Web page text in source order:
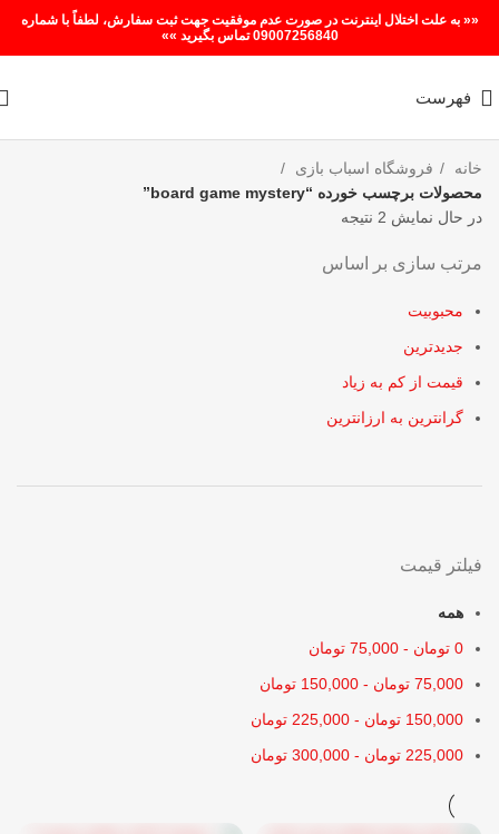
«« به علت اختلال اینترنت در صورت عدم موفقیت جهت ثبت سفارش، لطفاً با شماره
09007256840 تماس بگیرید »»
فهرست
خانه
فروشگاه اسباب بازی
محصولات برچسب خورده “board game mystery”
در حال نمایش 2 نتیجه
مرتب سازی بر اساس
محبوبیت
جدیدترین
قیمت از کم به زیاد
گرانترین به ارزانترین
فیلتر قیمت
همه
0 تومان -
75,000 تومان
75,000 تومان -
150,000 تومان
150,000 تومان -
225,000 تومان
225,000 تومان -
300,000 تومان